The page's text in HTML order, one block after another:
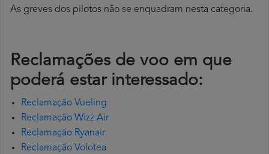
As greves dos pilotos não se enquadram nesta categoria.
Reclamações de voo em que
poderá estar interessado:
Reclamação Vueling
Reclamação Wizz Air
Reclamação Ryanair
Reclamação Volotea